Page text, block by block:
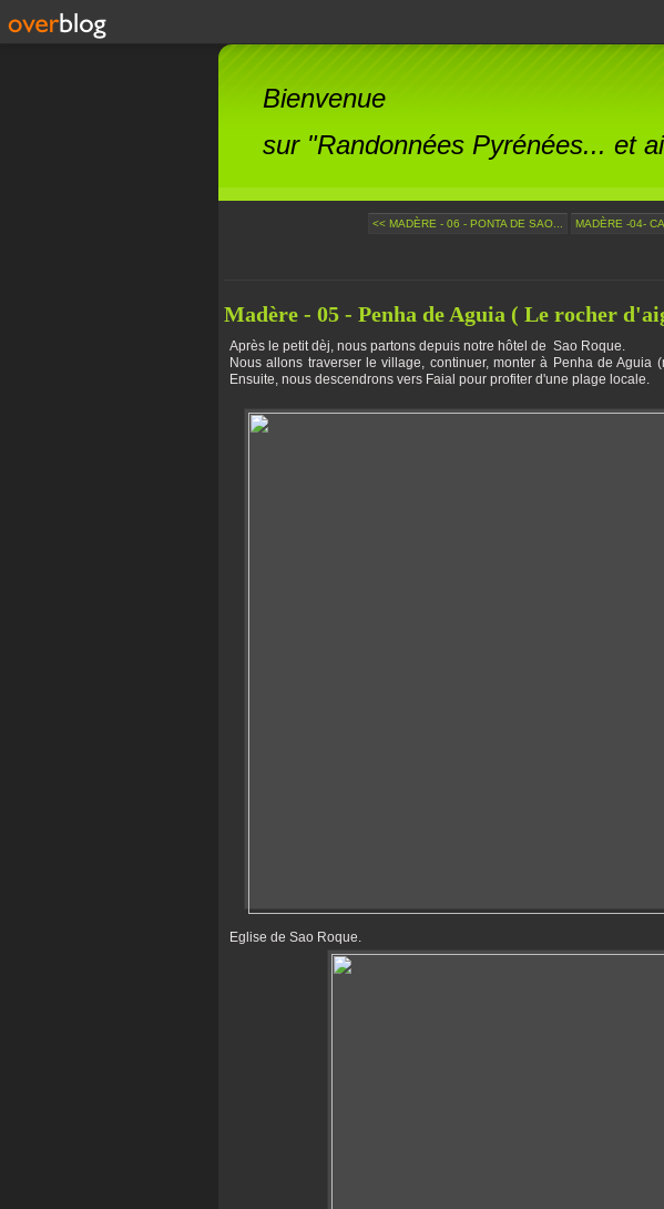
Bienvenue
sur "Randonnées Pyrénées... et
<< MADÈRE - 06 - PONTA DE SAO... MADÈRE -04-
Madère - 05 - Penha de Aguia ( Le rocher
Après le petit dèj, nous partons depuis notre hôtel de Sao Roque.
Nous allons traverser le village, continuer, monter à Penha de
Ensuite, nous descendrons vers Faial pour profiter d'une plage locale.
Eglise de Sao Roque.